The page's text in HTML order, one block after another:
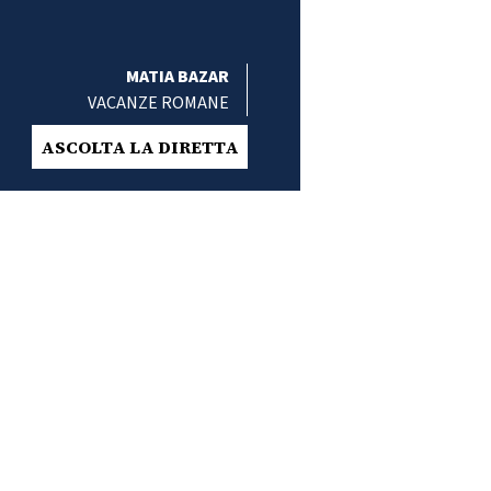
MATIA BAZAR
VACANZE ROMANE
ASCOLTA LA DIRETTA